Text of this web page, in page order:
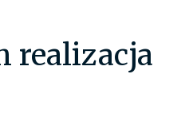
realizacja